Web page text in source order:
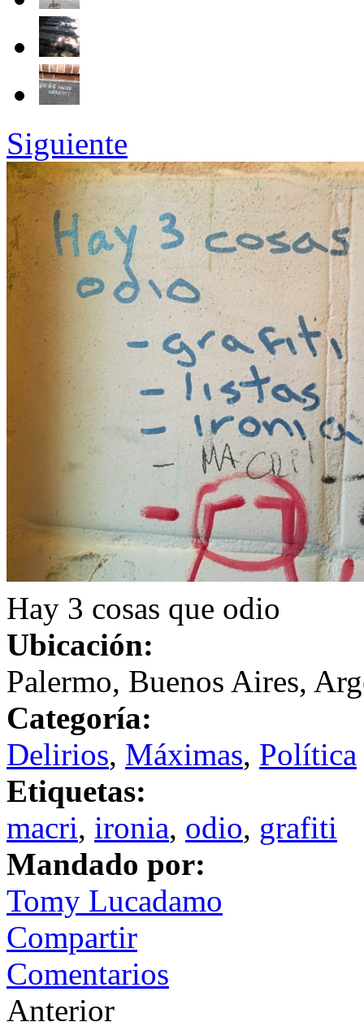
Siguiente
Hay 3 cosas que odio
Ubicación:
Palermo, Buenos Aires,
Categoría:
Delirios, Máximas, Política
Etiquetas:
macri, ironia, odio, grafiti
Mandado por:
Tomy Lucadamo
Compartir
Comentarios
Anterior